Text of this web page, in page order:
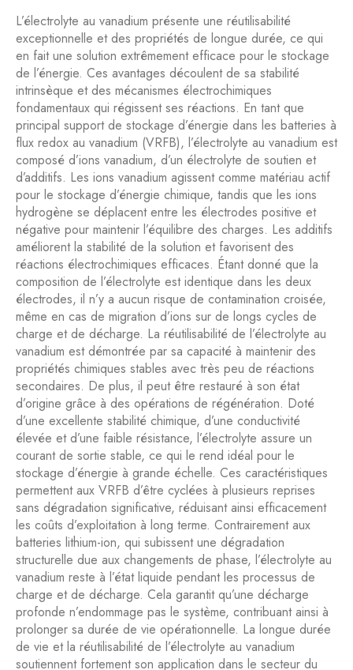
L’électrolyte au vanadium présente une réutilisabilité
exceptionnelle et des propriétés de longue durée, ce qui
en fait une solution extrêmement efficace pour le stockage
de l’énergie. Ces avantages découlent de sa stabilité
intrinsèque et des mécanismes électrochimiques
fondamentaux qui régissent ses réactions. En tant que
principal support de stockage d’énergie dans les batteries à
flux redox au vanadium (VRFB), l’électrolyte au vanadium est
composé d’ions vanadium, d’un électrolyte de soutien et
d’additifs. Les ions vanadium agissent comme matériau actif
pour le stockage d’énergie chimique, tandis que les ions
hydrogène se déplacent entre les électrodes positive et
négative pour maintenir l’équilibre des charges. Les additifs
améliorent la stabilité de la solution et favorisent des
réactions électrochimiques efficaces. Étant donné que la
composition de l’électrolyte est identique dans les deux
électrodes, il n’y a aucun risque de contamination croisée,
même en cas de migration d’ions sur de longs cycles de
charge et de décharge. La réutilisabilité de l’électrolyte au
vanadium est démontrée par sa capacité à maintenir des
propriétés chimiques stables avec très peu de réactions
secondaires. De plus, il peut être restauré à son état
d’origine grâce à des opérations de régénération. Doté
d’une excellente stabilité chimique, d’une conductivité
élevée et d’une faible résistance, l’électrolyte assure un
courant de sortie stable, ce qui le rend idéal pour le
stockage d’énergie à grande échelle. Ces caractéristiques
permettent aux VRFB d’être cyclées à plusieurs reprises
sans dégradation significative, réduisant ainsi efficacement
les coûts d’exploitation à long terme. Contrairement aux
batteries lithium-ion, qui subissent une dégradation
structurelle due aux changements de phase, l’électrolyte au
vanadium reste à l’état liquide pendant les processus de
charge et de décharge. Cela garantit qu’une décharge
profonde n’endommage pas le système, contribuant ainsi à
prolonger sa durée de vie opérationnelle. La longue durée
de vie et la réutilisabilité de l’électrolyte au vanadium
soutiennent fortement son application dans le secteur du